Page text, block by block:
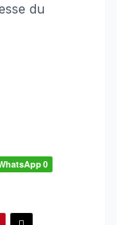
du
0